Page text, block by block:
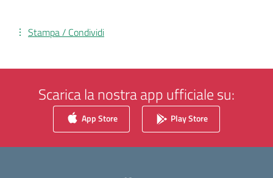
Stampa / Condividi
Scarica la nostra app ufficiale su:
App Store Play Store